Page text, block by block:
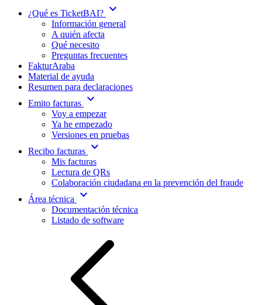
¿Qué es TicketBAI? expand_more
Información general
A quién afecta
Qué necesito
Preguntas frecuentes
FakturAraba
Material de ayuda
Resumen para declaraciones
Emito facturas expand_more
Voy a empezar
Ya he empezado
Versiones en pruebas
Recibo facturas expand_more
Mis facturas
Lectura de QRs
Colaboración ciudadana en la prevención del fraude
Área técnica
expand_more
Documentación técnica
Listado de software